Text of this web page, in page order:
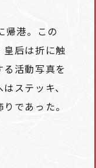
帰港。この
后は折に触
活動写真を
ステッキ、
であった。